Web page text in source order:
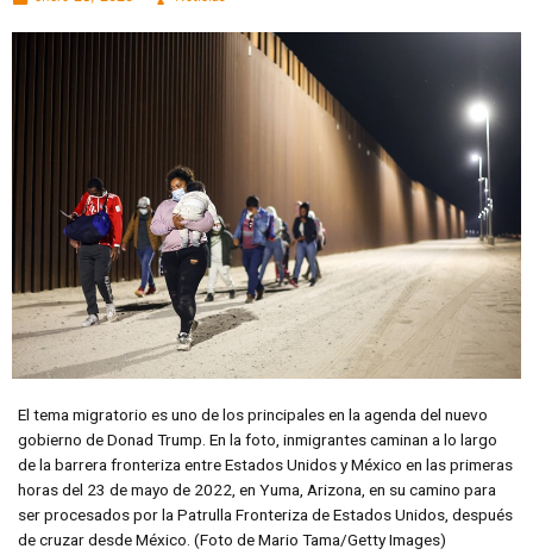
El tema migratorio es uno de los principales en la agenda del nuevo
gobierno de Donad Trump. En la foto, inmigrantes caminan a lo largo
de la barrera fronteriza entre Estados Unidos y México en las primeras
horas del 23 de mayo de 2022, en Yuma, Arizona, en su camino para
ser procesados por la Patrulla Fronteriza de Estados Unidos, después
de cruzar desde México. (Foto de Mario Tama/Getty Images)